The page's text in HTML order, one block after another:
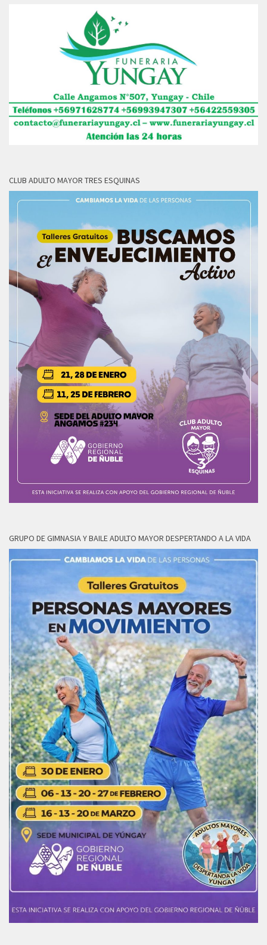
CLUB ADULTO MAYOR TRES ESQUINAS
GRUPO DE GIMNASIA Y BAILE ADULTO MAYOR DESPERTANDO A LA VIDA